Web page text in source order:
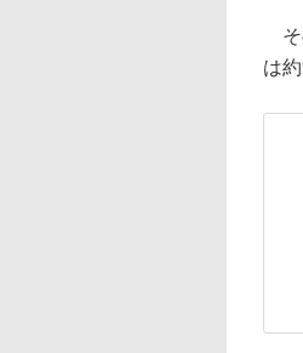
そ
は約